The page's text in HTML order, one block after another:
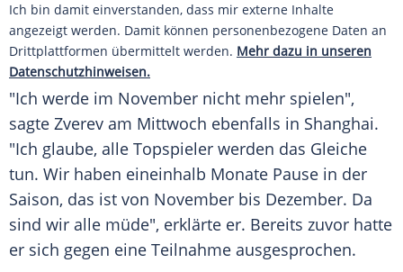
Ich bin damit einverstanden, dass mir externe Inhalte
angezeigt werden. Damit können personenbezogene Daten an
Drittplattformen übermittelt werden. Mehr dazu in unseren
Datenschutzhinweisen.
"Ich werde im November nicht mehr spielen",
sagte Zverev am Mittwoch ebenfalls in Shanghai.
"Ich glaube, alle Topspieler werden das Gleiche
tun. Wir haben eineinhalb Monate Pause in der
Saison, das ist von November bis Dezember. Da
sind wir alle müde", erklärte er. Bereits zuvor hatte
er sich gegen eine Teilnahme ausgesprochen.